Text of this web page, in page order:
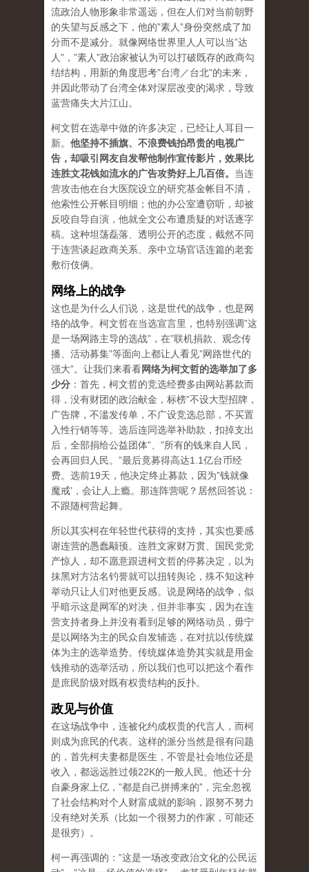
流政治人物形象非常遥远，但在人们对当前朝野
的失望与反感之下，他的”素人”身份突然成了加
分而不是减分。就像网络世界里人人可以当”达
人”，”素人”政治家被认为可以打破既存的政商勾
结结构，用新的角度思考”台湾／台北”的未来，
并因此带动了台湾全体对深层改变的渴求，导致
蓝营痛失大片江山。
柯文哲在选举中做的许多决定，已经让人耳目一
新。 他坚持不插旗、不浪费钱拍昂贵的电视广
告，却吸引网友自发帮他制作宣传影片，效果比
连胜文花钱如流水的广告攻势好上几百倍。 当连
营攻击他在台大医院设立的研究基金帐目不清，
他索性公开帐目明细；他的办公室遭窃听，却被
反咬自导自演，他就全文公布遭质疑的对话逐字
稿。这种坦荡磊落、透明公开的态度，截然不同
于连营谈起政商关系、亲中立场官话连篇的老套
敷衍伎俩。
网络上的战争
这也是为什么人们说，这是世代的战争，也是网
络的战争。柯文哲在当选宣言里，也特别强调”这
是一场网路主导的选战”，在”联机捐款、观念传
播、活动募集”等面向上都让人看见”网路世代的
强大”。让我们来看看网络为柯文哲的选举加了多
少分 ：首先，柯文哲的竞选经费多由网站募款而
得，没有财团的政治献金，标榜”不设大型招牌，
广告牌，不滥发传单，不广设竞选总部，不买置
入性行销等等。选后连同选举补助款，扣掉支出
后，全部捐给公益团体”、”所有的钱来自人民，
会再回归人民。”最后竟募得高达1.1亿台币经
费。选前19天，他决定终止募款，因为”钱就像
魔戒’，会让人上瘾。那连阵营呢？居然回答说：
不跟随柯营起舞。
所以其实柯在年轻世代获得的支持，其实也要感
谢连营的愚蠢颟顸。连胜文家财万贯、国民党党
产惊人，却不愿意跟进柯文哲的停募决定，以为
抹黑对方沽名钓誉就可以扭转舆论，殊不知这种
举动只让人们对他更反感。说是网络的战争，似
乎暗示这是网军的对决，但并非事实，因为在连
营支持者身上并没有看到足够的网络动员，毋宁
是以网络为主的民众自发辅选，在对抗以传统媒
体为主的选举造势。传统媒体造势其实就是用金
钱推动的选举活动，所以我们也可以把这个看作
是庶民阶级对既有权贵结构的反扑。
政见与价值
在这场战争中，连被化约成权贵的代言人，而柯
则成为庶民的代表。这样的派分当然是很有问题
的，首先柯夫妻都是医生，不管是社会地位还是
收入，都远远胜过领22K的一般人民。他还十分
自豪身家上亿，”都是自己拼搏来的”，完全忽视
了社会结构对个人财富成就的影响，跟努不努力
没有绝对关系（比如一个很努力的作家，可能还
是很穷）。
柯一再强调的：”这是一场改变政治文化的公民运